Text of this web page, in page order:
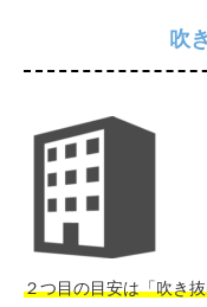
吹
２つ目の目安は「吹き